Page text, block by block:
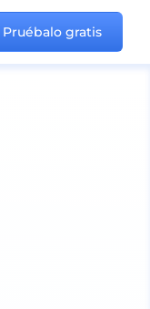
Pruébalo gratis